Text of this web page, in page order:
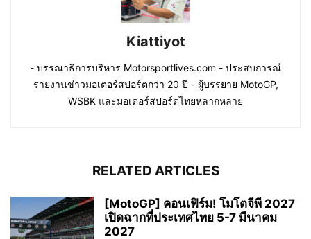
Kiattiyot
- บรรณาธิการบริหาร Motorsportlives.com - ประสบการณ์
รายงานข่าวมอเตอร์สปอร์ตกว่า 20 ปี - ผู้บรรยาย MotoGP,
WSBK และมอเตอร์สปอร์ตไทยหลากหลาย
RELATED ARTICLES
[MotoGP] คอนเฟิร์ม! โมโตจีพี 2027
เปิดฉากที่ประเทศไทย 5-7 มีนาคม
2027